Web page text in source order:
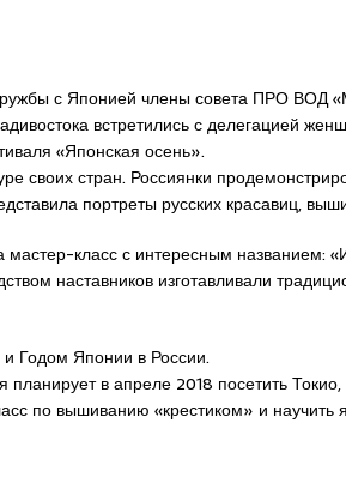
с Японией члены совета ПРО ВОД
встретились с делегацией
«Японская осень».
своих стран. Россиянки
портреты русских красавиц,
мастер-класс с интересным названием:
наставников изготавливали
Годом Японии в России.
в апреле 2018 посетить Токио,
по вышиванию «крестиком» и научить